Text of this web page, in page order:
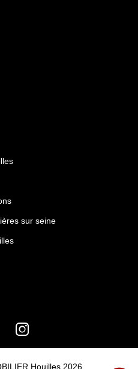
sur seine
Houilles 2026